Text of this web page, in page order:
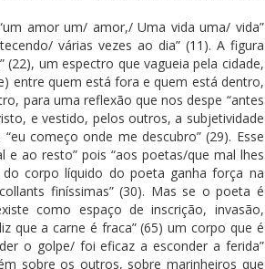
amor um/ amor,/ Uma vida uma/ vida”
várias vezes ao dia” (11). A figura
um espectro que vagueia pela cidade,
entre quem está fora e quem está dentro,
para uma reflexão que nos despe “antes
e vestido, pelos outros, a subjetividade
começo onde me descubro” (29). Esse
ao resto” pois “aos poetas/que mal lhes
corpo líquido do poeta ganha força na
finíssimas” (30). Mas se o poeta é
como espaço de inscrição, invasão,
que a carne é fraca” (65) um corpo que é
o golpe/ foi eficaz a esconder a ferida”
sobre os outros, sobre marinheiros que